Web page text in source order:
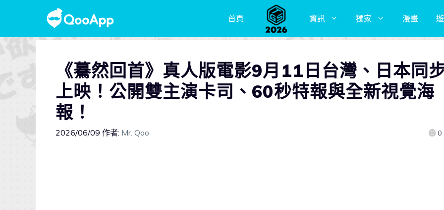
首頁 資訊 獨家 漫畫
《驀然回首》真人版電影9月11日台灣、日本同
上映！公開雙主演卡司、60秒特報與全新視覺海
報！
2026/06/09 作者: Mr. Qoo 0